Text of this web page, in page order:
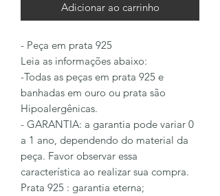
Adicionar ao carrinho
- Peça em prata 925
Leia as informações abaixo:
-Todas as peças em prata 925 e
banhadas em ouro ou prata são
Hipoalergênicas.
- GARANTIA: a garantia pode variar 0
a 1 ano, dependendo do material da
peça. Favor observar essa
característica ao realizar sua compra.
Prata 925 : garantia eterna;